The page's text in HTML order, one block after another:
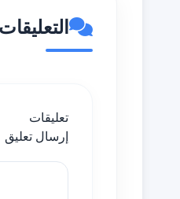
التعليقات
تعليقات
إرسال تعليق